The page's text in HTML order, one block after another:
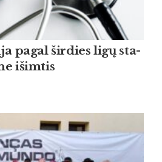
pagal šir­dies ligų sta­
išim­tis